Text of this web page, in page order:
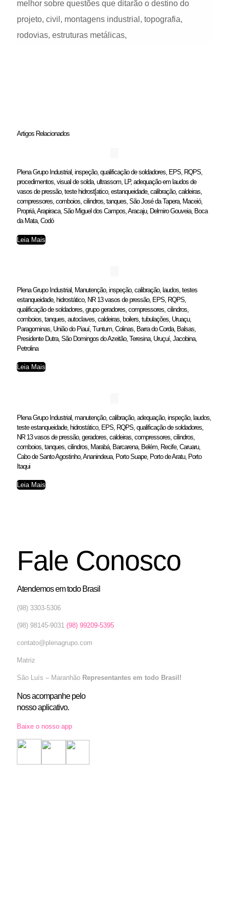
melhor sobre questões que ditarão o destino do
projeto, civil, montagens industrial, topografia,
rodovias, estruturas metálicas,
Artigos Relacionados
Plena Grupo Industrial, inspeção, qualificação de soldadores, EPS, RQPS,
procedimentos, visual de solda, ultrassom, LP, adequação em laudos de
vasos de pressão, teste hidrost[atico, estanqueidade, calibração, caldeiras,
compressores, comboios, cilindros, tanques, São José da Tapera, Maceió,
Propriá, Arapiraca, São Miguel dos Campos, Aracaju, Delmiro Gouveia, Boca
da Mata, Codó
Leia Mais
Plena Grupo Industrial, Manutenção, inspeção, calibração, laudos, testes
estanqueidade, hidrostático, NR 13 vasos de pressão, EPS, RQPS,
qualificação de soldadores, grupo geradores, compressores, cilindros,
comboios, tanques, autoclaves, caldeiras, boilers, tubulações, Uruaçu,
Paragominas, União do Piauí, Tuntum, Colinas, Barra do Corda, Balsas,
Presidente Dutra, São Domingos do Azeitão, Teresina, Uruçuí, Jacobina,
Petrolina
Leia Mais
Plena Grupo Industrial, manutenção, calibração, adequação, inspeção, laudos,
teste estanqueidade, hidrostático, EPS, RQPS, qualificação de soldadores,
NR 13 vasos de pressão, geradores, caldeiras, compressores, cilindros,
comboios, tanques, cilindros, Marabá, Barcarena, Belém, Recife, Caruaru,
Cabo de Santo Agostinho, Ananindeua, Porto Suape, Porto de Aratu, Porto
Itaqui
Leia Mais
Fale Conosco
Atendemos em todo Brasil
(98) 3303-5306
(98) 98145-9031 (98) 99209-5395
contato@plenagrupo.com
Matriz
São Luís – Maranhão Representantes em todo Brasil!
Nos acompanhe pelo
nosso aplicativo.
Baixe o nosso app